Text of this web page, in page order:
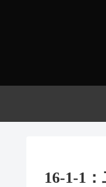
16-1-1